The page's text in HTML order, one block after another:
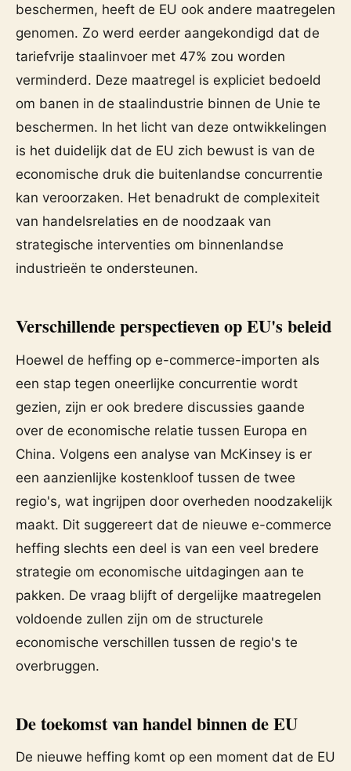
beschermen, heeft de EU ook andere maatregelen
genomen. Zo werd eerder aangekondigd dat de
tariefvrije staalinvoer met 47% zou worden
verminderd. Deze maatregel is expliciet bedoeld
om banen in de staalindustrie binnen de Unie te
beschermen. In het licht van deze ontwikkelingen
is het duidelijk dat de EU zich bewust is van de
economische druk die buitenlandse concurrentie
kan veroorzaken. Het benadrukt de complexiteit
van handelsrelaties en de noodzaak van
strategische interventies om binnenlandse
industrieën te ondersteunen.
Verschillende perspectieven op EU's beleid
Hoewel de heffing op e-commerce-importen als
een stap tegen oneerlijke concurrentie wordt
gezien, zijn er ook bredere discussies gaande
over de economische relatie tussen Europa en
China. Volgens een analyse van McKinsey is er
een aanzienlijke kostenkloof tussen de twee
regio's, wat ingrijpen door overheden noodzakelijk
maakt. Dit suggereert dat de nieuwe e-commerce
heffing slechts een deel is van een veel bredere
strategie om economische uitdagingen aan te
pakken. De vraag blijft of dergelijke maatregelen
voldoende zullen zijn om de structurele
economische verschillen tussen de regio's te
overbruggen.
De toekomst van handel binnen de EU
De nieuwe heffing komt op een moment dat de EU